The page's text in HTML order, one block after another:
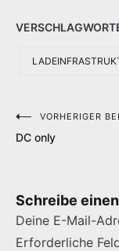
VORHERIGER
DC only
Schreibe
Deine E-Mail-
Erforderliche